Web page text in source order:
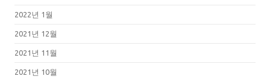
2022년 1월
2021년 12월
2021년 11월
2021년 10월